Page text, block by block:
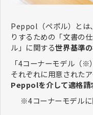
Peppol（ペポル）とは
りするための「文書の
ル」に関する世界基準
「4コーナーモデル（
それぞれに用意された
Peppolを介して適格請
※4コーナーモデルに